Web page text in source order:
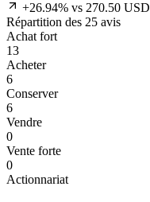
+26.94% vs 270.50 USD
Répartition des 25 avis
Achat fort
13
Acheter
6
Conserver
6
Vendre
0
Vente forte
0
Actionnariat